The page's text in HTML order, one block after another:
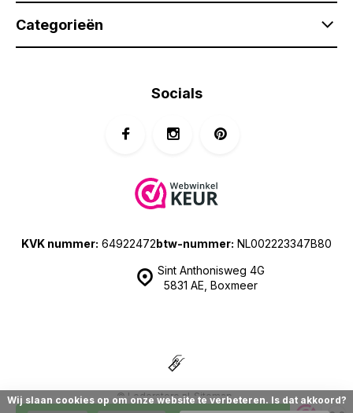
Categorieën
Sint Anthonisweg 4G
5831 AE, Boxmeer
KVK nummer: 64922472btw-nummer: NL002223347B80
Socials
© Lederstore.nl Sitemap
| Prijzen zijn inclusief 21% BTW | Merchant location: The Netherlands
Wij slaan cookies op om onze website te verbeteren. Is dat akkoord?